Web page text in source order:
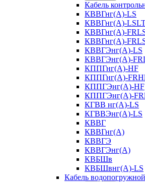
Кабель
КВВГнг(А)-LS
КВВГнг(А)-
КВВГнг(А)-
КВВГнг(А)-
КВВГЭнг(А)-LS
КВВГЭнг(А)-
КППГнг(А)-HF
КППГнг(А)-
КППГЭнг(А)-HF
КППГЭнг(А)-
КГВВ нг(А)-LS
КГВВЭнг(А)-LS
КВВГ
КВВГнг(А)
КВВГЭ
КВВГЭнг(А)
КВБШв
КВБШвнг(А)-LS
Кабель водопогружной